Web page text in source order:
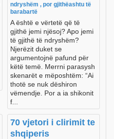
ndryshëm , por gjithëashtu të
barabartë
A është e vërtetë që të
gjithë jemi njësoj? Apo jemi
të gjithë të ndryshëm?
Njerëzit duket se
argumentojnë pafund për
këtë temë. Merrni parasysh
skenarët e mëposhtëm: “Ai
thotë se nuk dëshiron
vëmendje. Por a ia shikonit
f...
70 vjetori i clirimit te
shqiperis